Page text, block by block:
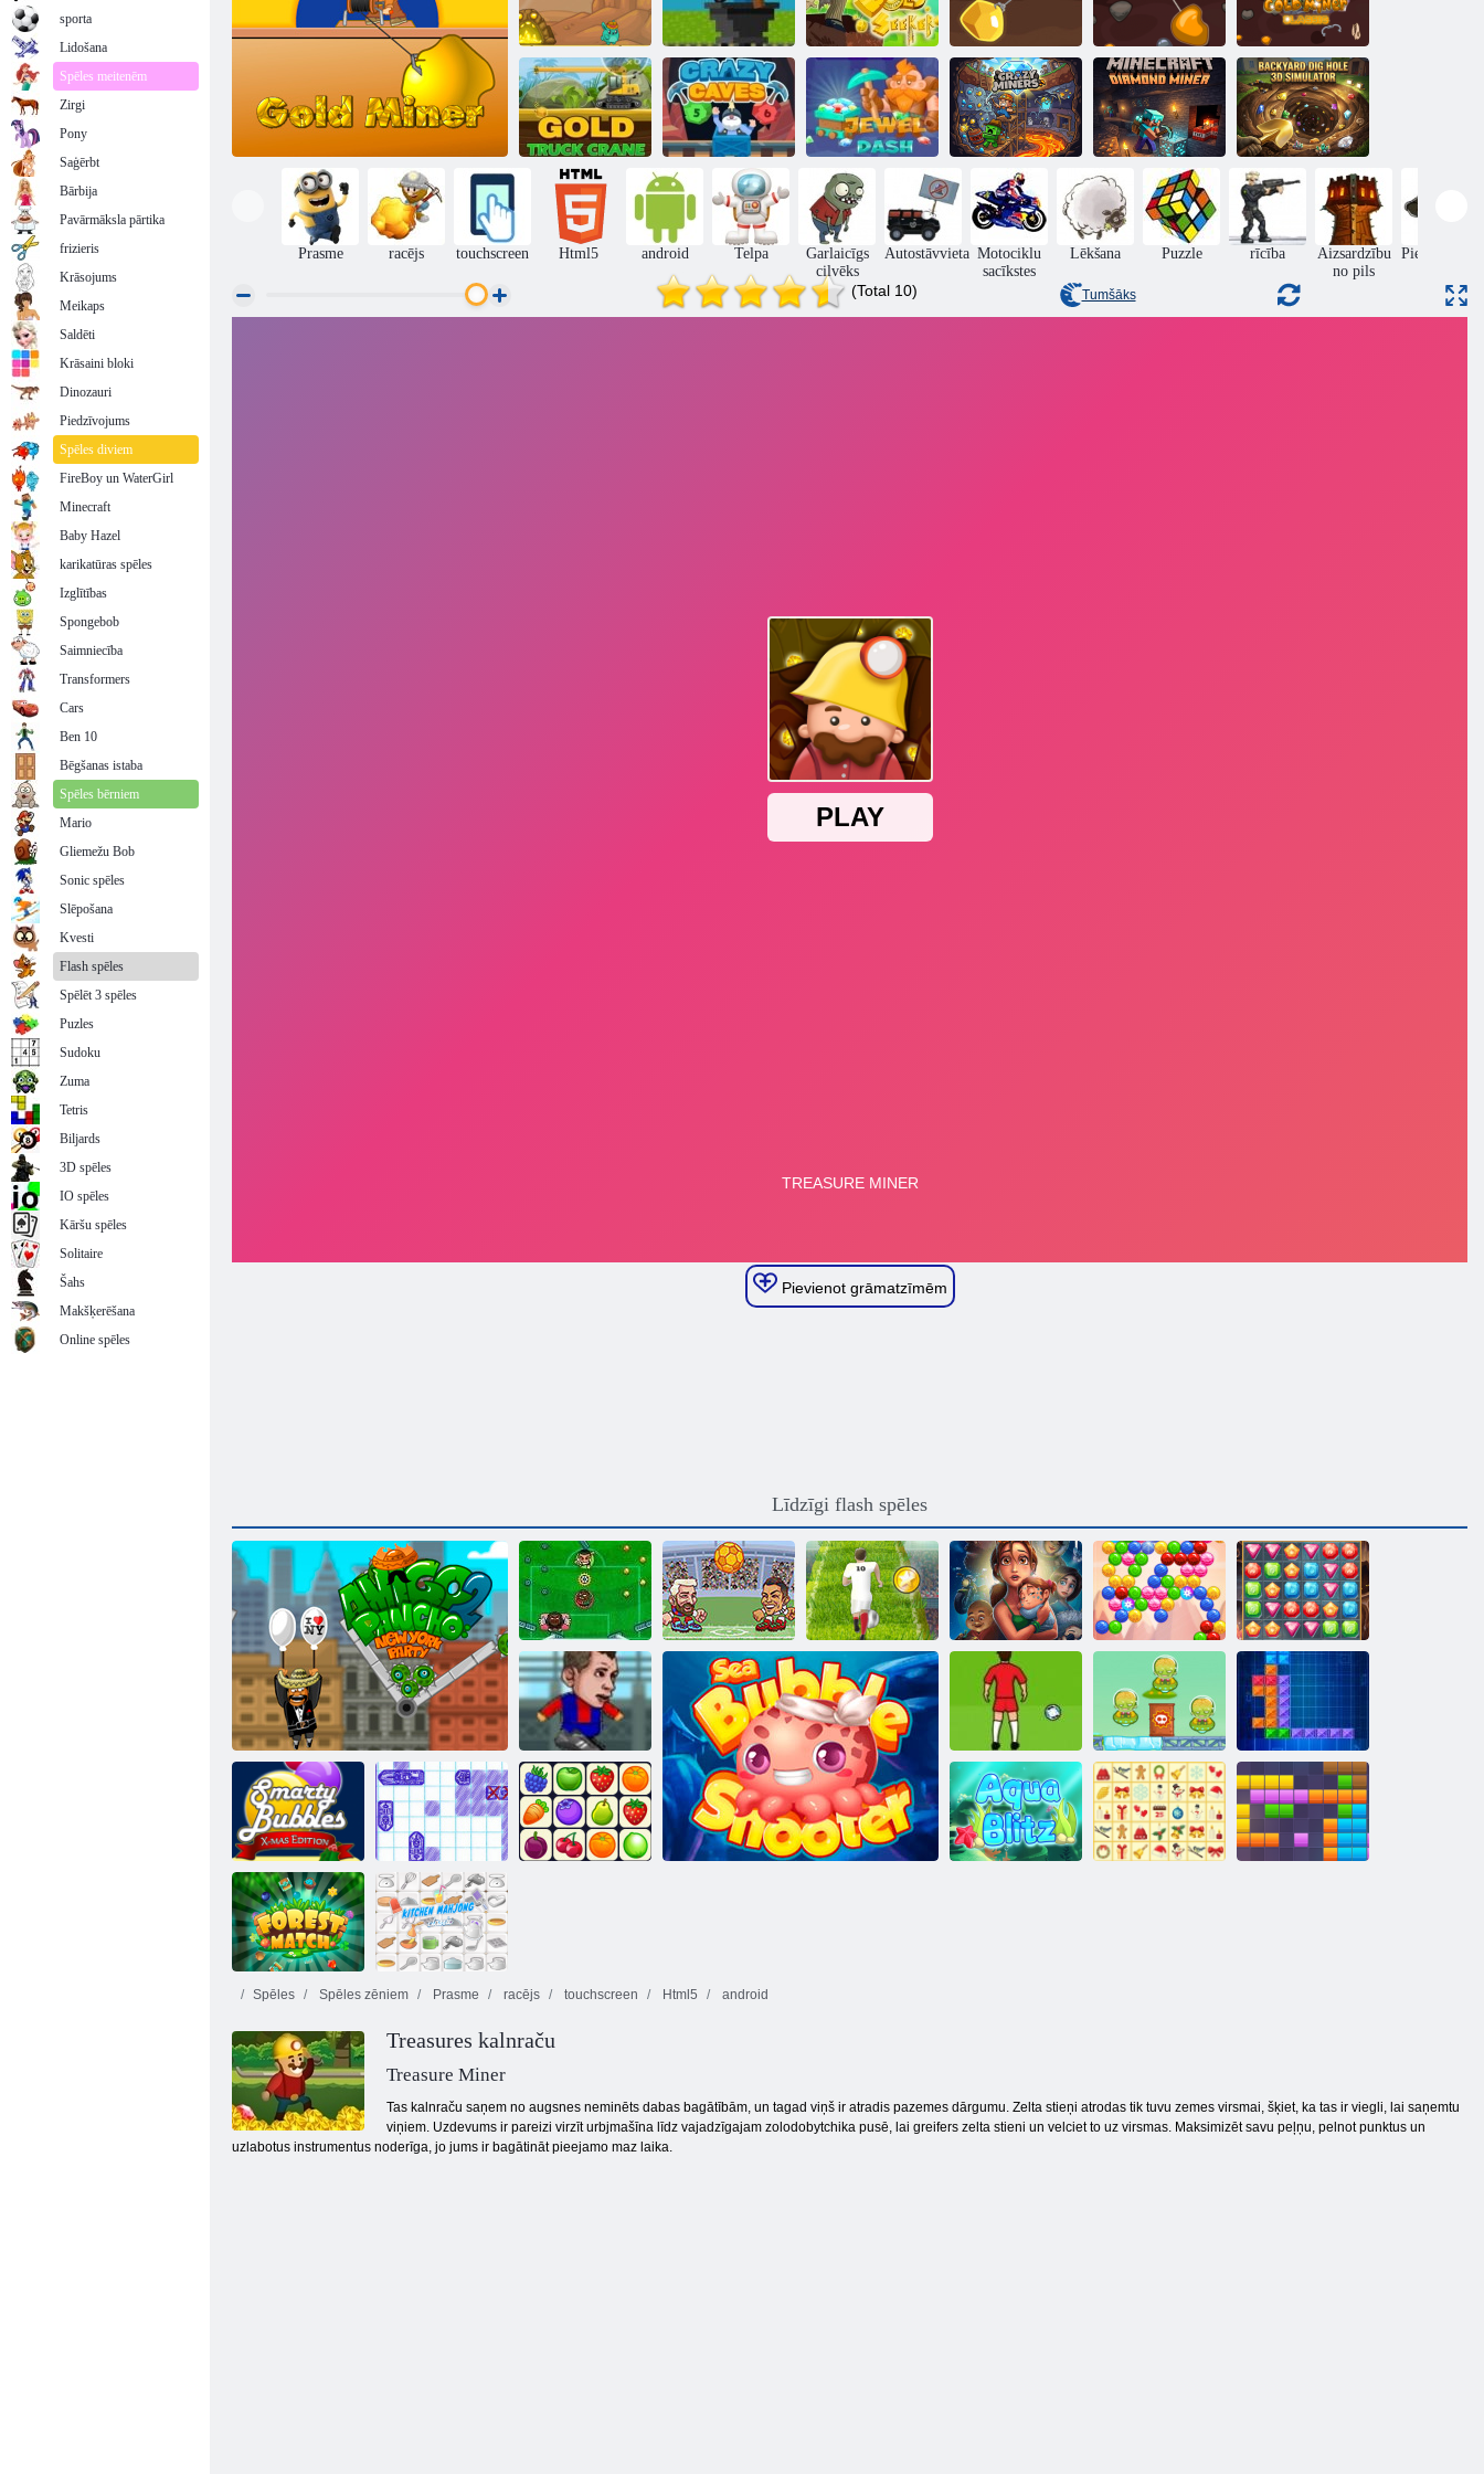
Sīki diggeri
Zelta raktuves
streiks
Zelta meklētājs
Zelta kalnračis
Toms
Zelta kalnraču
domkrats
Klasisks Zelta
Kalnraču
Zelta kravas
automašīna
Trakas alas Dārglietas
Minecraft
dimanta
kalnracis
Piemājas
rakšanas
cauruma 3D
simulators
Prasme racējs touchscreen Html5 android Telpa
Garlaicīgs
cilvēks
Autostāvvieta Motociklu
sacīkstes
Lēkšana Puzzle rīcība
Aizsardzību
no pils
Piedzīvojumi
(Total 10) Tumšāks
Pievienot grāmatzīmēm
Līdzīgi flash spēles
Amigo Pancho 2: Ņujorkas ballīte
Kāju Cinco
Heads Arena
Euro futbols
Eiro futbola
sprints
Delicious Emily
cerības un Bailes
Burbuļa gars
Dārgumu
medības
Futbola galvas
kauss 2
Euro Sods 2016
Cowboys vs
marsieši
Tentriks
Smarty Bubbles
XMas Edition
Jūras kaujas
kuģis
Meža mačs
Virtuves
mahjong
Spēles Spēles zēniem Prasme racējs touchscreen Html5 android
Treasures kalnraču
Treasure Miner
Tas kalnraču saņem no augsnes neminēts dabas bagātībām, un tagad viņš ir atradis pazemes dārgumu. Zelta stieņi atrodas tik tuvu zemes virsmai, šķiet, ka tas ir viegli, lai saņemtu
viņiem. Uzdevums ir pareizi virzīt urbjmašīna līdz vajadzīgajam zolodobytchika pusē, lai greifers zelta stieni un velciet to uz virsmas. Maksimizēt savu peļņu, pelnot punktus un
uzlabotus instrumentus noderīga, jo jums ir bagātināt pieejamo maz laika.
sporta
Lidošana
Spēles meitenēm
Zirgi
Pony
Saģērbt
Bārbija
Pavārmāksla pārtika
frizieris
Krāsojums
Meikaps
Saldēti
Krāsaini bloki
Dinozauri
Piedzīvojums
Spēles diviem
FireBoy un WaterGirl
Minecraft
Baby Hazel
karikatūras spēles
Izglītības
Spongebob
Saimniecība
Transformers
Cars
Ben 10
Bēgšanas istaba
Spēles bērniem
Mario
Gliemežu Bob
Sonic spēles
Slēpošana
Kvesti
Flash spēles
Spēlēt 3 spēles
Puzles
Sudoku
Zuma
Tetris
Biljards
3D spēles
IO spēles
Kāršu spēles
Solitaire
Šahs
Makšķerēšana
Online spēles